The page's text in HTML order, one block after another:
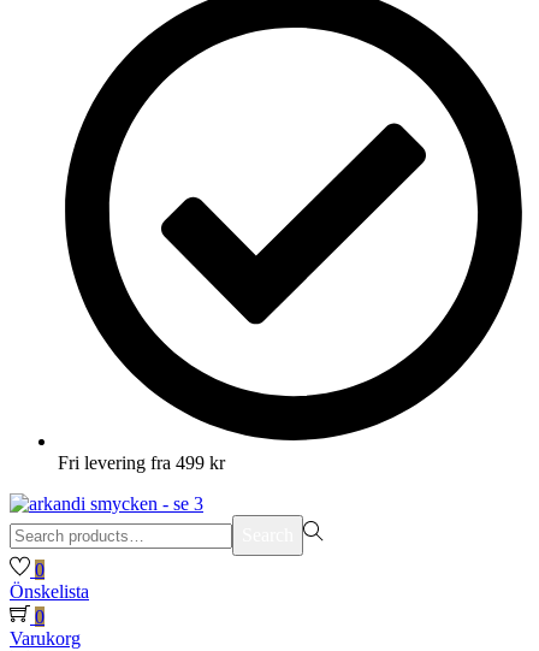
Fri levering fra 499 kr
Search
for:>
0
Önskelista
0
Varukorg